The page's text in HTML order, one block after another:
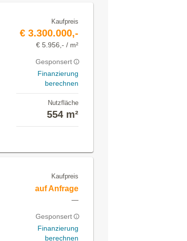
Kaufpreis
€ 3.300.000,-
€ 5.956,- / m²
Gesponsert
Finanzierung
berechnen
Nutzfläche
554 m²
Kaufpreis
auf Anfrage
—
Gesponsert
Finanzierung
berechnen